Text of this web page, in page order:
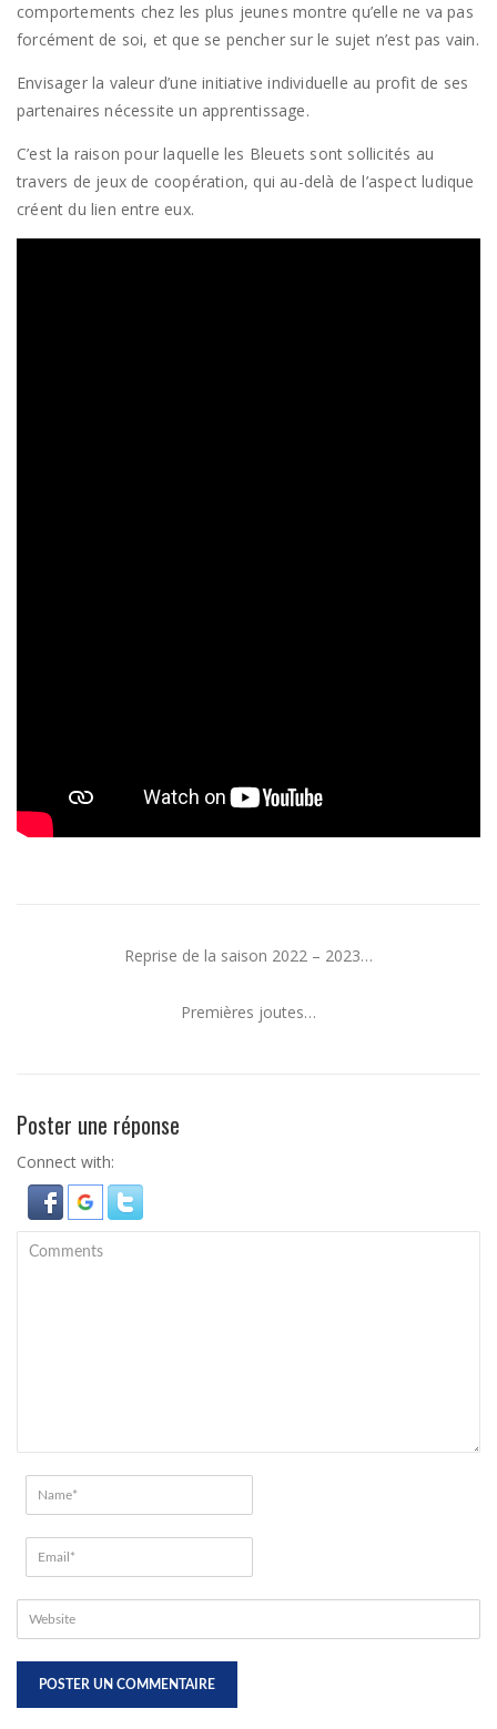
comportements chez les plus jeunes montre qu’elle ne va pas
forcément de soi, et que se pencher sur le sujet n’est pas vain.
Envisager la valeur d’une initiative individuelle au profit de ses
partenaires nécessite un apprentissage.
C’est la raison pour laquelle les Bleuets sont sollicités au
travers de jeux de coopération, qui au-delà de l’aspect ludique
créent du lien entre eux.
Reprise de la saison 2022 – 2023…
Premières joutes…
Poster une réponse
Connect with: